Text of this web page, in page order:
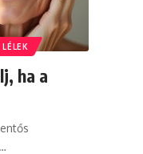
ha a